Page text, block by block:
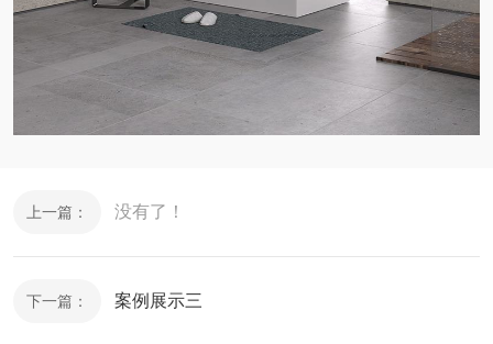
上一篇： 没有了！
下一篇： 案例展示三